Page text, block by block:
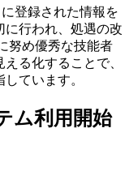
登録された情報を
に行われ、処遇の改
努め優秀な技能者
る化することで、
ています。
ム利用開始